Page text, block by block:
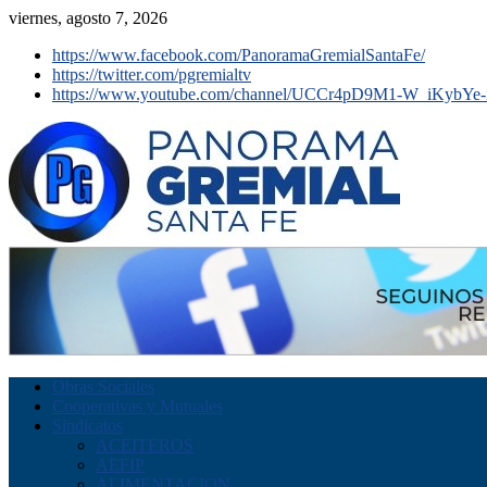
viernes, agosto 7, 2026
https://www.facebook.com/PanoramaGremialSantaFe/
https://twitter.com/pgremialtv
https://www.youtube.com/channel/UCCr4pD9M1-
Obras Sociales
Cooperativas y Mutuales
Sindicatos
ACEITEROS
AEFIP